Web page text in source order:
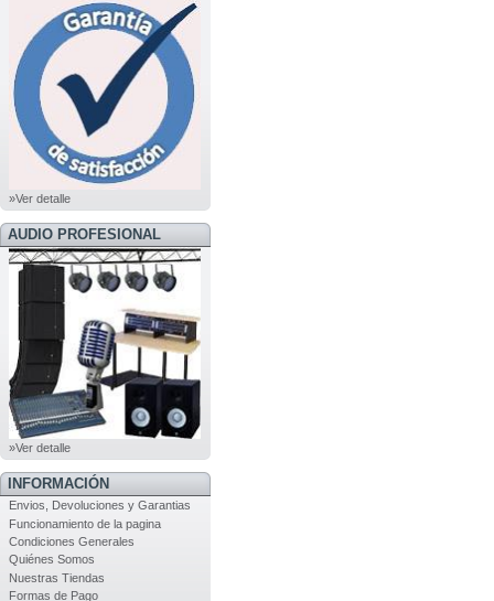
»Ver detalle
AUDIO PROFESIONAL
»Ver detalle
INFORMACIÓN
Envios, Devoluciones y Garantias
Funcionamiento de la pagina
Condiciones Generales
Quiénes Somos
Nuestras Tiendas
Formas de Pago